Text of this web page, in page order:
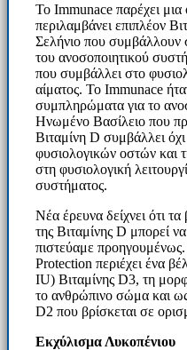
Το Immunace παρέχει
περιλαμβάνει επιπλέον
Σελήνιο που συμβάλλουν
του ανοσοποιητικού
που συμβάλλει στο
αίματος. Το Immunace
συμπληρώματα για το
Ηνωμένο Βασίλειο που
Βιταμίνη D συμβάλλει
φυσιολογικών οστών και
στη φυσιολογική
συστήματος.
Νέα έρευνα δείχνει ότι
της Βιταμίνης D μπορεί
πιστεύαμε
Protection περιέχει ένα
IU) Βιταμίνης D3, τη
το ανθρώπινο σώμα και
D2 που βρίσκεται σε
Εκχύλισμα Λυκοπένιου